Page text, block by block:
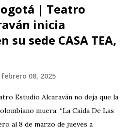
| Teatro
inicia
su sede CASA TEA,
febrero 08, 2025
Estudio Alcaraván no deja que la
muera: “La Caída De Las
al 8 de marzo de jueves a